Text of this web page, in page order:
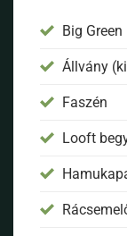
Big Green
Állvány
Faszén
Looft